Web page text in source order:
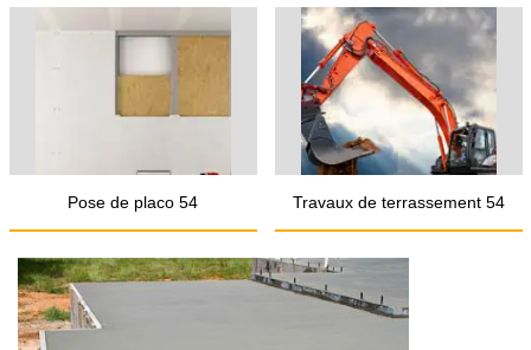
Pose de placo 54 Travaux de terrassement 54